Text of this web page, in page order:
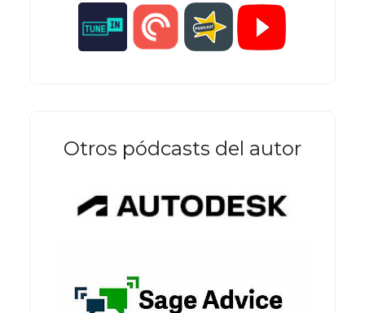
Otros pódcasts del autor